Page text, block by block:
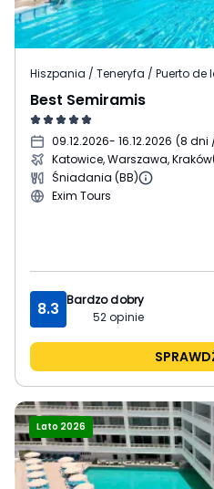
Hiszpania / Teneryfa / Puerto de
Best Semiramis
09.12.2026- 16.12.2026 (8 dni
Katowice, Warszawa, Kraków
Śniadania (BB)
Exim Tours
8.3 Bardzo dobry
52opinie
Lato 2026